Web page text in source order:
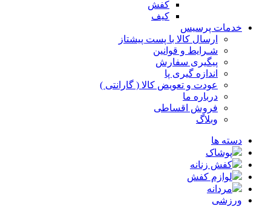
پرسیس
ارسال کالا با پست پیشتاز
شـرایط و قوانین
پیگیری سفارش
اندازه گیری پا
عودت و تعویض کالا ( گارانتی )
درباره ما
فروش اقساطی
ها
پوشاک
کفش زنانه
لوازم کفش
مردانه